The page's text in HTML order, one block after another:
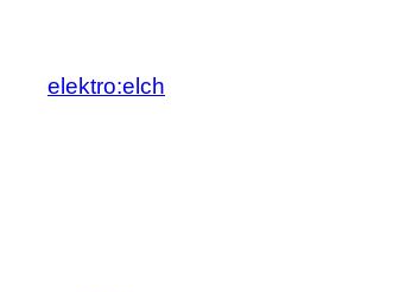
springen
elektro:elch